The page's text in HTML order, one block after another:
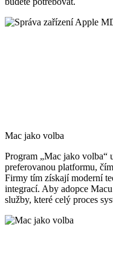
Mac jako volba
Program „Mac jako volba“
preferovanou platformu,
Firmy tím získají moderní
integrací. Aby adopce
služby, které celý proces